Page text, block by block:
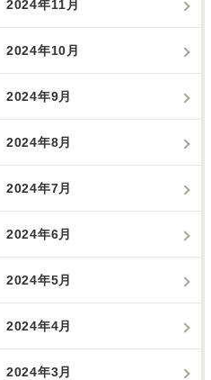
2024年11月
2024年10月
2024年9月
2024年8月
2024年7月
2024年6月
2024年5月
2024年4月
2024年3月